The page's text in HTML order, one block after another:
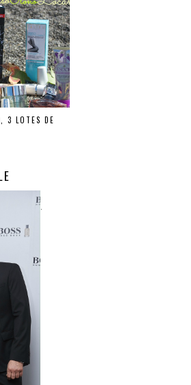
3 LOTES DE
.